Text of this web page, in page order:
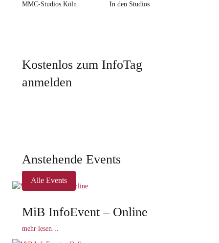
MMC-Studios Köln In den Studios
Kostenlos zum InfoTag
anmelden
Anstehende Events
Alle Events
MiB InfoEvent – Online
mehr lesen…